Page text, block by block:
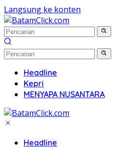
Langsung ke konten
Headline
Kepri
MENYAPA NUSANTARA
Headline